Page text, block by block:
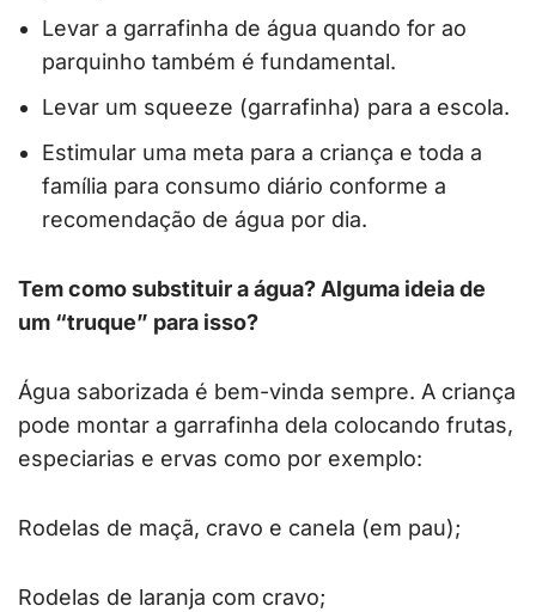
Levar a garrafinha de água quando for ao
parquinho também é fundamental.
Levar um squeeze (garrafinha) para a escola.
Estimular uma meta para a criança e toda a
família para consumo diário conforme a
recomendação de água por dia.
Tem como substituir a água? Alguma ideia de
um “truque” para isso?
Água saborizada é bem-vinda sempre. A criança
pode montar a garrafinha dela colocando frutas,
especiarias e ervas como por exemplo:
Rodelas de maçã, cravo e canela (em pau);
Rodelas de laranja com cravo;